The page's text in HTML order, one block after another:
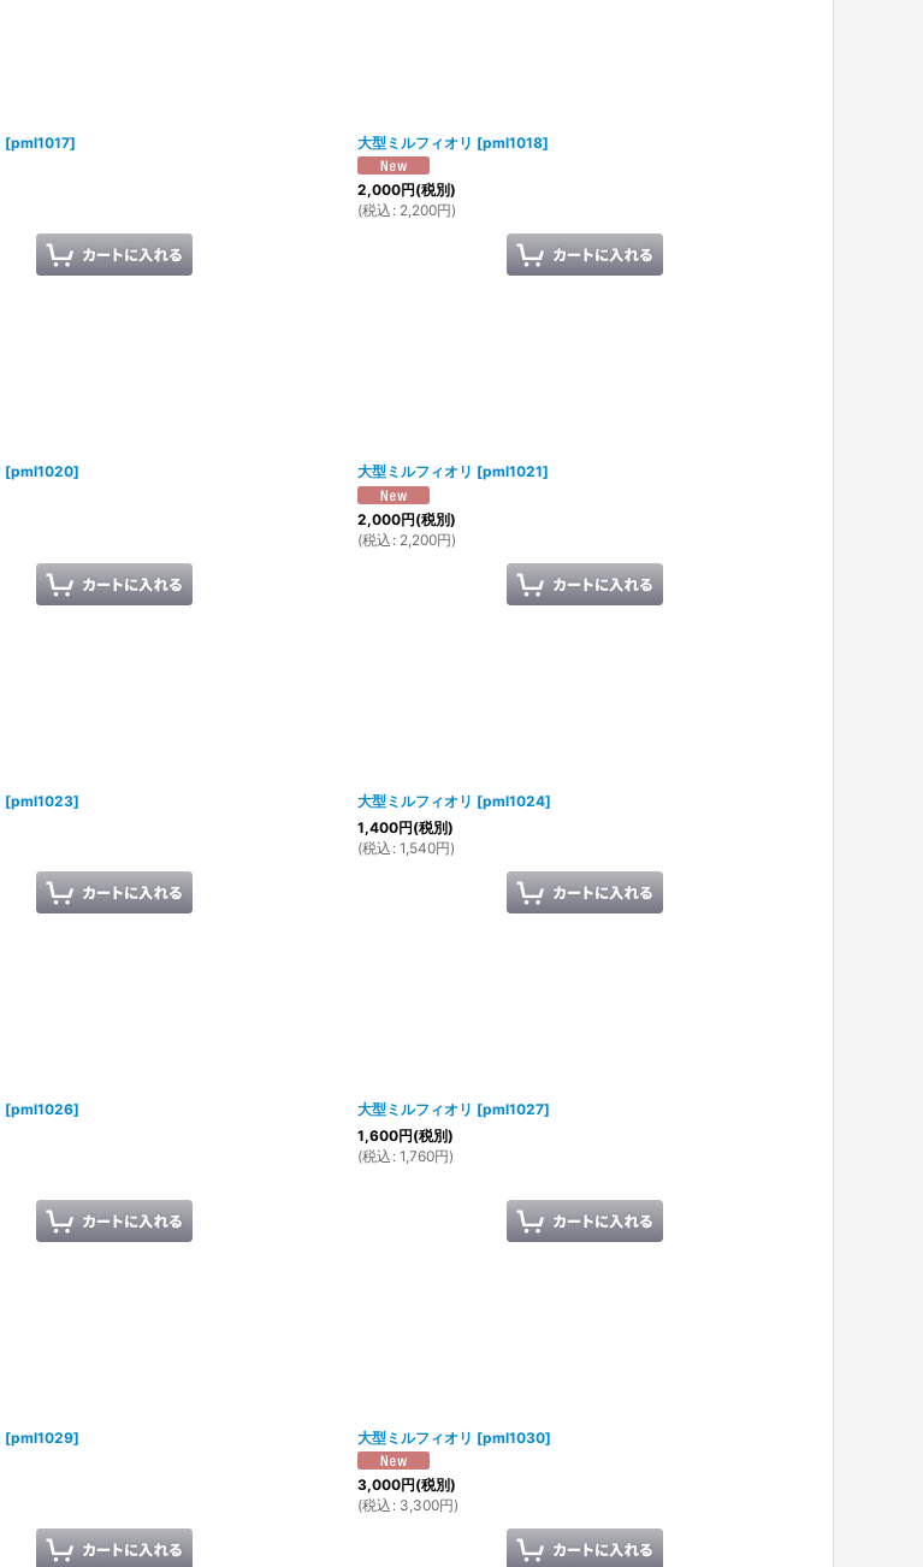
[pml1017] 大型ミルフィオリ [pml1018]
2,000円(税別)
(税込 : 2,200円)
[pml1020] 大型ミルフィオリ [pml1021]
2,000円(税別)
(税込 : 2,200円)
[pml1023]
大型ミルフィオリ [pml1024]
1,400円(税別)
(税込 : 1,540円)
[pml1026] 大型ミルフィオリ [pml1027]
1,600円(税別)
(税込 : 1,760円)
[pml1029]
大型ミルフィオリ [pml1030]
3,000円(税別)
(税込 : 3,300円)